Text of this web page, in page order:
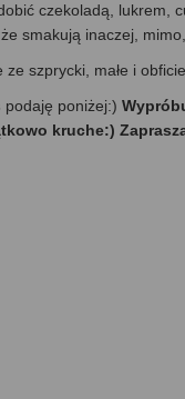
czekoladą, lukrem,
smakują inaczej,
szprycki, małe i
podaję poniżej:)
kruche:)